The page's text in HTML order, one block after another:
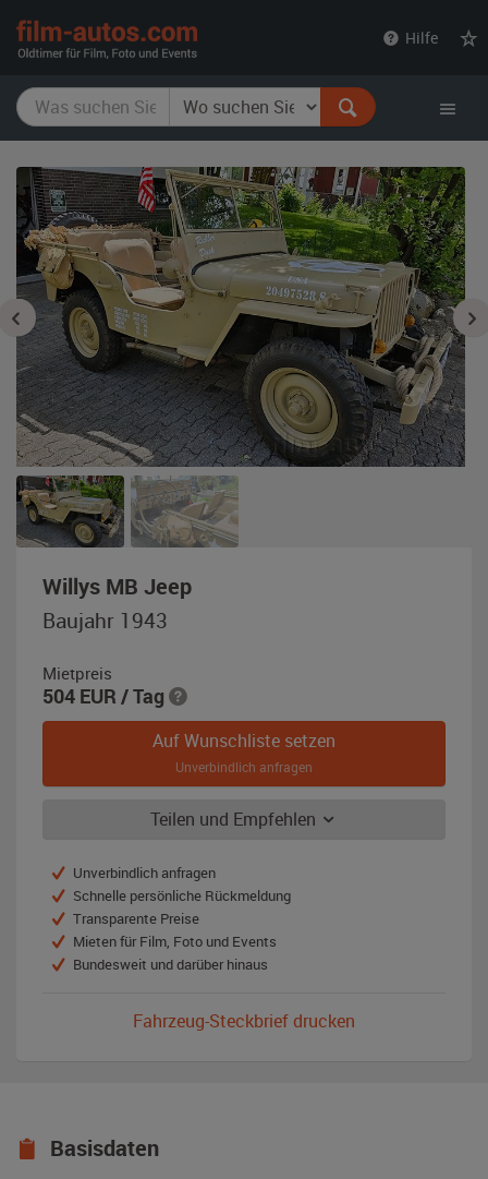
Hilfe
Willys MB Jeep,
Baujahr 1943
Mietpreis
504 EUR / Tag
Auf Wunschliste setzen
Unverbindlich anfragen
Teilen und Empfehlen
Unverbindlich anfragen
Schnelle persönliche Rückmeldung
Transparente Preise
Mieten für Film, Foto und Events
Bundesweit und darüber hinaus
Fahrzeug-Steckbrief drucken
Basisdaten